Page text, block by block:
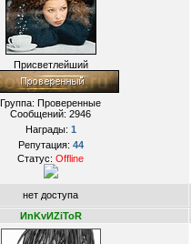
Присветлейший
Группа: Проверенные
Сообщений: 2946
Награды: 1
Репутация: 44
Статус: Offline
нет доступа
ИnKvИZiToR